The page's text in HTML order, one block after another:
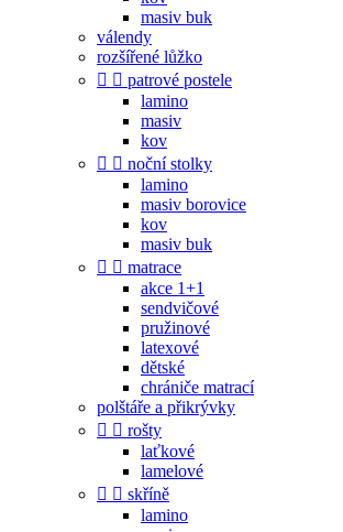
masiv buk
válendy
rozšířené lůžko
  patrové postele
lamino
masiv
kov
  noční stolky
lamino
masiv borovice
kov
masiv buk
  matrace
akce 1+1
sendvičové
pružinové
latexové
dětské
chrániče matrací
polštáře a přikrývky
  rošty
laťkové
lamelové
  skříně
lamino